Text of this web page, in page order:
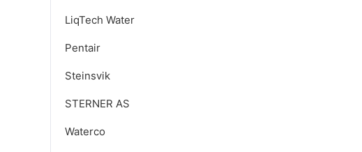
LiqTech Water
Pentair
Steinsvik
STERNER AS
Waterco